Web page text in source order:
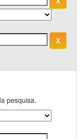
pesquisa.